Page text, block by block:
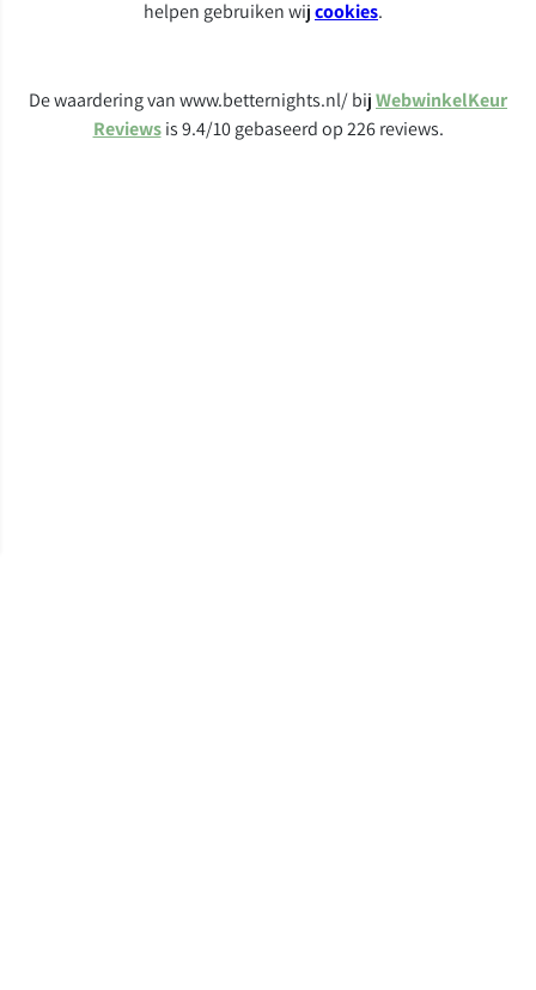
helpen gebruiken wijcookies.
De waardering van www.betternights.nl/ bijWebwinkelKeur
Reviewsis 9.4/10 gebaseerd op 226 reviews.